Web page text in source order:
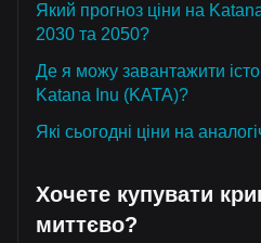
Який прогноз ціни на
2030 та 2050?
Де я можу завантажити
Katana Inu (KATA)?
Які сьогодні ціни на
Хочете купувати
миттєво?